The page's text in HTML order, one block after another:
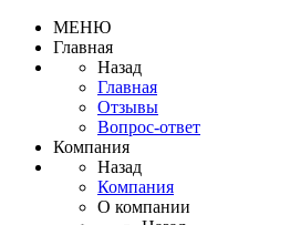
МЕНЮ
Главная
Назад
Главная
Отзывы
Вопрос-ответ
Компания
Назад
Компания
О компании